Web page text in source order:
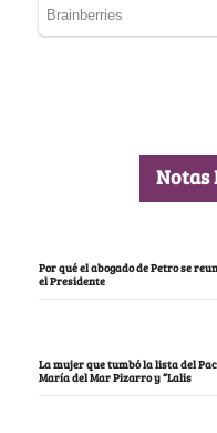
Notas
Por qué el abogado de Petro se
el Presidente
La mujer que tumbó la lista del
María del Mar Pizarro y “Lalis